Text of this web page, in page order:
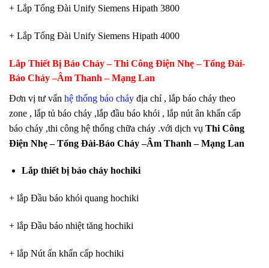
+ Lắp Tổng Đài Unify Siemens Hipath 3800
+ Lắp Tổng Đài Unify Siemens Hipath 4000
Lắp Thiết Bị Báo Cháy – Thi Công Điện Nhẹ – Tổng Đài-
Báo Cháy –Âm Thanh – Mạng Lan
Đơn vị tư vấn hệ thống báo cháy địa chỉ , lắp báo cháy theo
zone , lắp tủ báo cháy ,lắp đầu báo khói , lắp nút ân khẩn cấp
báo cháy ,thi công hệ thống chữa cháy .với dịch vụ Thi Công
Điện Nhẹ – Tổng Đài-Báo Cháy –Âm Thanh – Mạng Lan
Lắp thiết bị báo cháy hochiki
+ lắp Đầu báo khói quang hochiki
+ lắp Đầu báo nhiệt tăng hochiki
+ lắp Nút ấn khẩn cấp hochiki